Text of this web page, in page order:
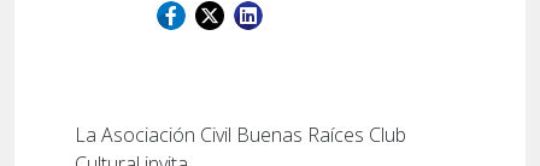
La Asociación Civil Buenas Raíces Club